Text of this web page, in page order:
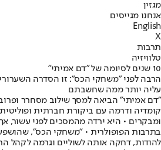
מגזין
אנחנו מגייסים
English
X
תרבות
טלוויזיה
10 שנים לסיומה של "דם אמיתי"
עליה יותר ממה שחשבתם
"דם אמיתי" הביאה למסך שילוב מסחרר
קומדיה ודרמה עם ביקורת חברתית
ומבקרים • היא ירדה מהמסכים לפני עשור,
בתרבות הפופולרית • "משחקי הכס",
להודות, דחקה אותה לשוליים וגרמה לקהל